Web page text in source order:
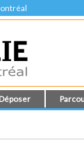
Déposer